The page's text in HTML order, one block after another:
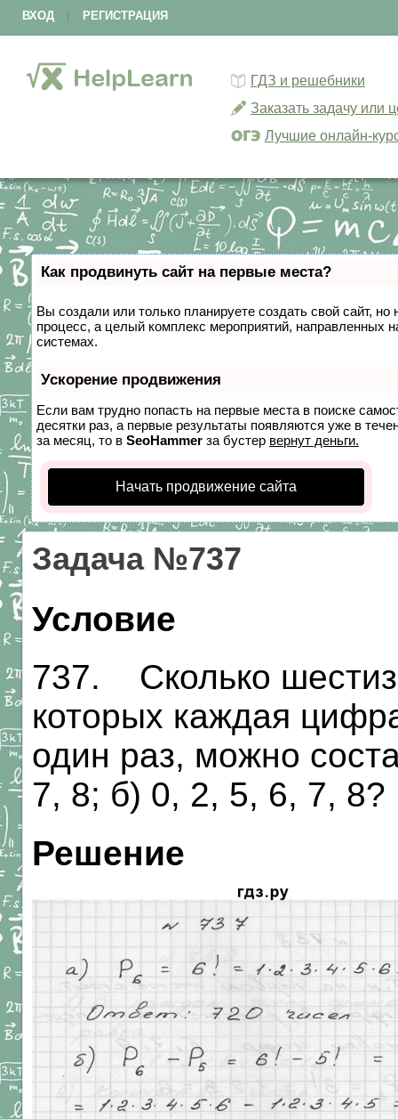
ВХОД РЕГИСТРАЦИЯ
ГДЗ и решебники
Заказать задачу или
Лучшие онлайн-
Как продвинуть сайт на первые места?
Вы создали или только планируете создать свой сайт,
процесс, а целый комплекс мероприятий, направленных
системах.
Ускорение продвижения
Если вам трудно попасть на первые места в поиске
десятки раз, а первые результаты появляются уже в
за месяц, то в SeoHammer за бустер вернут деньги.
Начать продвижение сайта
Задача №737
Условие
737. Сколько
которых каждая
один раз, можно
7, 8; б) 0, 2, 5, 6, 7, 8?
Решение